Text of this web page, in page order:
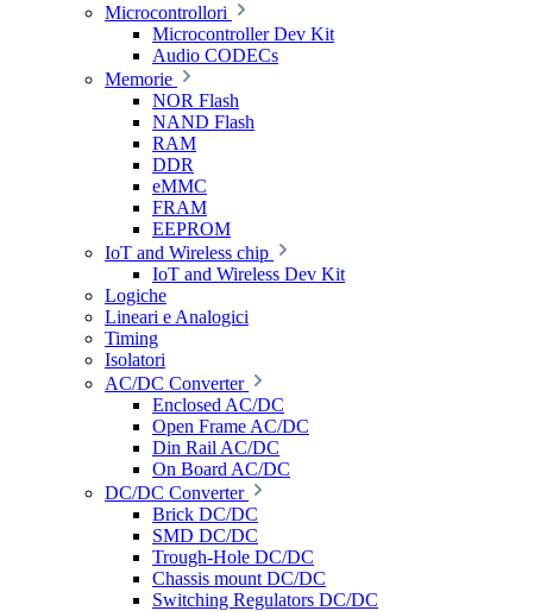
Microcontrollori
Microcontroller Dev Kit
Audio CODECs
Memorie
NOR Flash
NAND Flash
RAM
DDR
eMMC
FRAM
EEPROM
IoT and Wireless chip
IoT and Wireless Dev Kit
Logiche
Lineari e Analogici
Timing
Isolatori
AC/DC Converter
Enclosed AC/DC
Open Frame AC/DC
Din Rail AC/DC
On Board AC/DC
DC/DC Converter
Brick DC/DC
SMD DC/DC
Trough-Hole DC/DC
Chassis mount DC/DC
Switching Regulators DC/DC